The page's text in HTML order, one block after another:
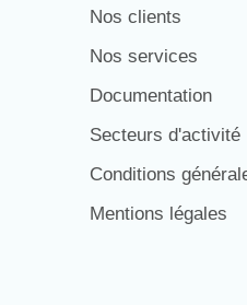
Nos clients
Nos services
Documentation
Secteurs d'activité
Conditions
Mentions légales